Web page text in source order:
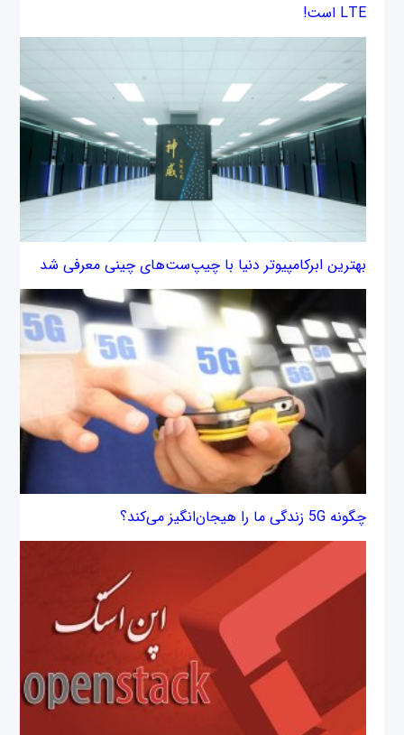
LTE است!
بهترین ابرکامپیوتر دنیا با چیپ‌‌ست‌های چینی معرفی شد
چگونه 5G زندگی ما را هیجان‌انگیز می‌کند؟